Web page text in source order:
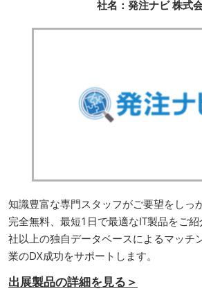
社名：発注ナビ 株式
知識豊富な専門スタッフがご要望をしっ
完全無料、最短1日で最適なIT製品をご
社以上の独自データベースによるマッチ
業のDX成功をサポートします。
出展製品の詳細を見る＞